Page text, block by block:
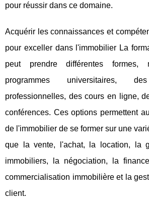
pour réussir dans ce domaine.
Acquérir les connaissances et
pour exceller dans l'immobilier La
peut prendre différentes formes,
programmes universitaires,
professionnelles, des cours en ligne,
conférences. Ces options permettent
de l'immobilier de se former sur une
que la vente, l'achat, la location, la
immobiliers, la négociation, la
commercialisation immobilière et la
client.